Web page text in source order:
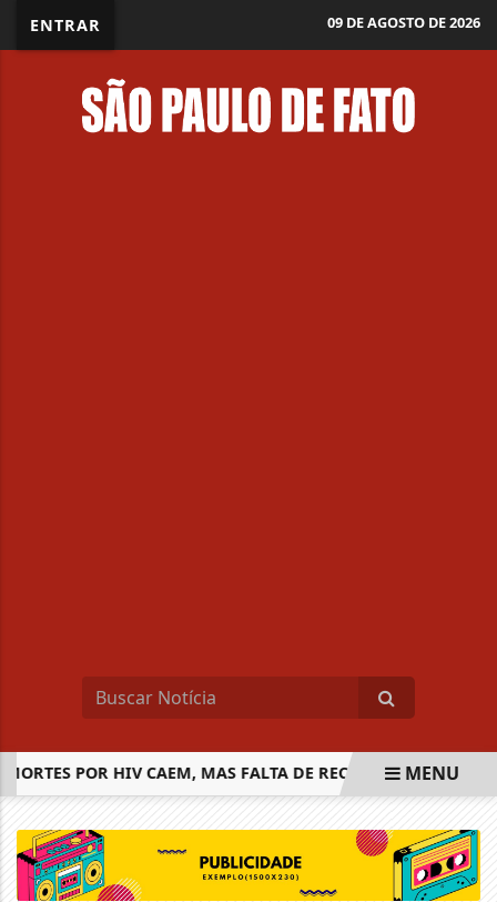
ENTRAR 09 DE AGOSTO DE 2026
POR HIV CAEM, MAS FALTA DE RECURSOS AMEAÇA
MENU